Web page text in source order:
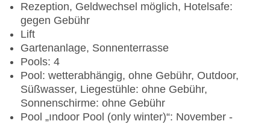
Rezeption, Geldwechsel möglich, Hotelsafe:
gegen Gebühr
Lift
Gartenanlage, Sonnenterrasse
Pools: 4
Pool: wetterabhängig, ohne Gebühr, Outdoor,
Süßwasser, Liegestühle: ohne Gebühr,
Sonnenschirme: ohne Gebühr
Pool „ındoor Pool (only winter)“: November -